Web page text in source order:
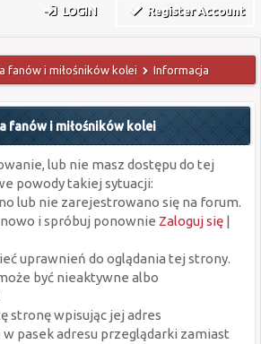
LOGIN Register Account
fanów i miłośników kolei Informacja
fanów i miłośników kolei
lub nie masz dostępu do tej
powody takiej sytuacji:
lub nie zarejestrowano się na forum.
nowo i spróbuj ponownie Zaloguj się |
uprawnień do oglądania tej strony.
być nieaktywne albo
stronę wpisując jej adres
pasek adresu przeglądarki zamiast